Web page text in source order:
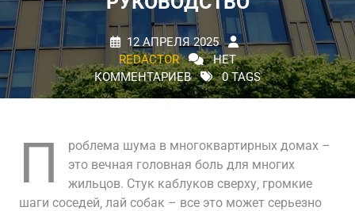
12 АПРЕЛЯ 2025
REDACTOR
НЕТ
КОММЕНТАРИЕВ
0 TAGS
П
роблема шума в многоквартирных домах –
это вечная головная боль для многих
жильцов. Стук каблуков сверху‚ громкие
шаги соседей‚ лай собак – все это может серьезно